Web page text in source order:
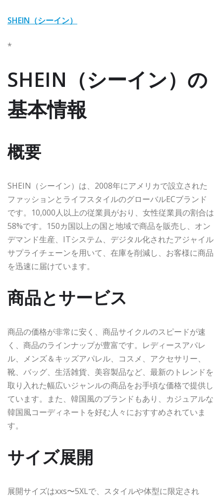
SHEIN（シーイン）
*
SHEIN（シーイン）の
基本情報
概要
SHEIN（シーイン）は、2008年にアメリカで設立された
ファッションとライフスタイルのグローバルECブランド
です。10,000人以上の従業員がおり、女性従業員の割合は
58%です。150カ国以上の国と地域で商品を販売し、オン
デマンド生産、ITシステム、デジタル化されたアジャイル
サプライチェーンを用いて、在庫を削減し、お客様に商品
を迅速に届けています。
商品とサービス
商品の価格が非常に安く、商品サイクルのスピードが速
く、商品のラインナップが豊富です。レディースアパレ
ル、メンズ＆キッズアパレル、コスメ、アクセサリー、
靴、バッグ、生活雑貨、美容製品など、最新のトレンドを
取り入れた幅広いジャンルの商品をお手頃な価格で提供し
ています。また、韓国風のブランドもあり、カジュアルな
韓国風コーディネートを好む人々におすすめされていま
す。
サイズ展開
展開サイズはxxs〜5XLで、スタイルや体型に限定され